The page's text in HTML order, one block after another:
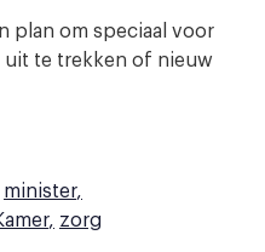
plan om speciaal voor
te trekken of nieuw
minister
zorg